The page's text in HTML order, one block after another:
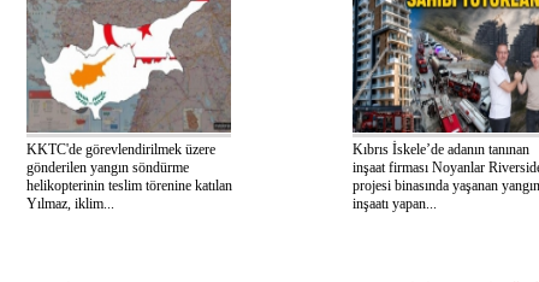
KKTC'de görevlendirilmek üzere
gönderilen yangın söndürme
helikopterinin teslim törenine katılan
Yılmaz, iklim...
Kıbrıs İskele’de adanın tanınan
inşaat firması Noyanlar
projesi binasında yaşanan yangın
inşaatı yapan...